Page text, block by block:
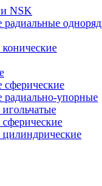
NSK
упорные